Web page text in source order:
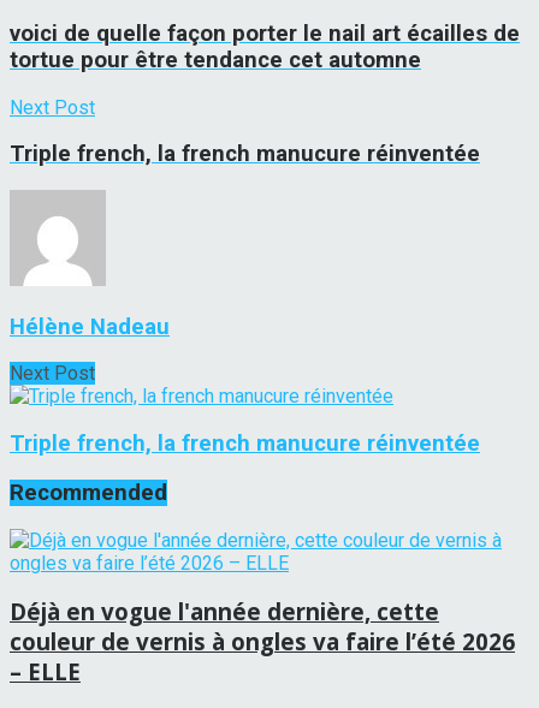
voici de quelle façon porter le nail art écailles de
tortue pour être tendance cet automne
Next Post
Triple french, la french manucure réinventée
Hélène Nadeau
Next Post
Triple french, la french manucure réinventée
Recommended
Déjà en vogue l'année dernière, cette
couleur de vernis à ongles va faire l’été 2026
– ELLE